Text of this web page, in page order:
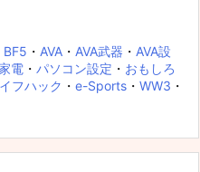
BF5 ・ AVA ・ AVA武器 ・ AVA設
電 ・ パソコン設定 ・ おもしろ
フハック ・ e-Sports ・ WW3 ・